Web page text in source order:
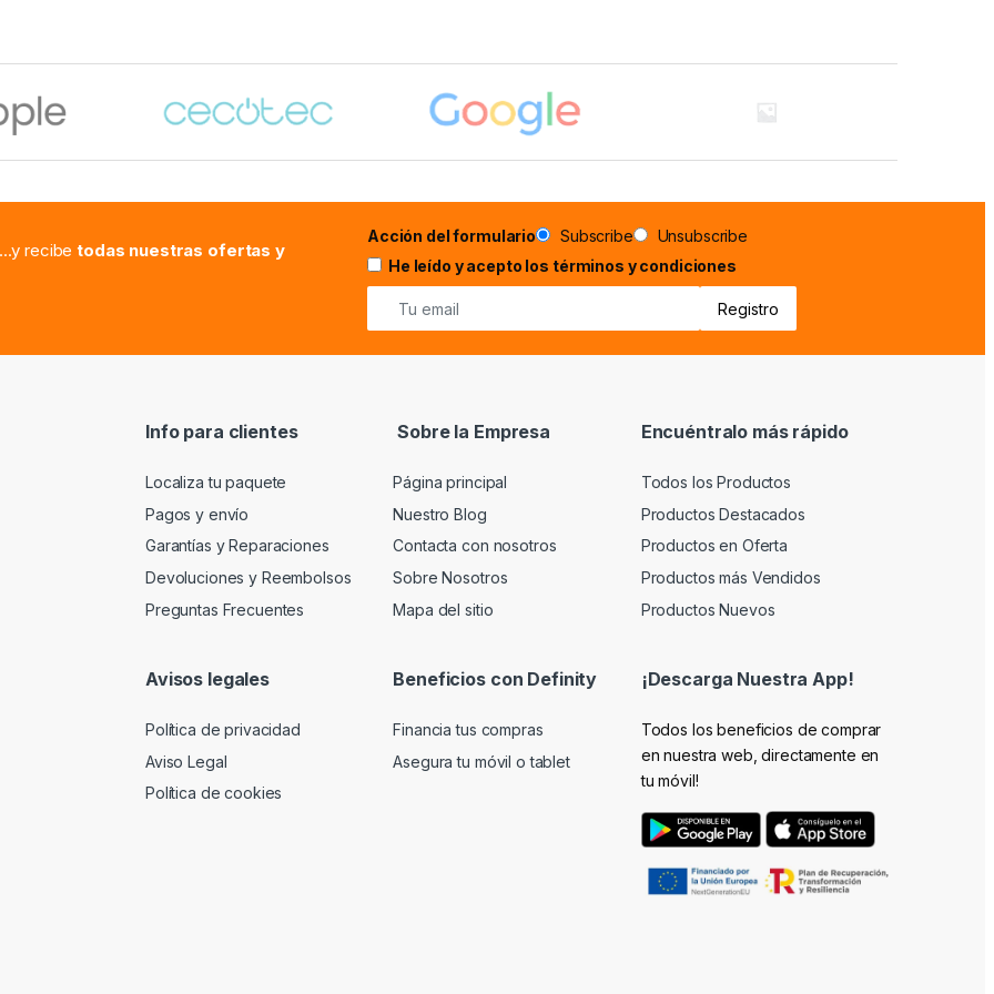
...y recibetodas nuestras ofertas y
Acción del formulario Subscribe
Unsubscribe
He leído y acepto los términos y condiciones
Info para clientes
Localiza tu paquete
Pagos y envío
Garantías y Reparaciones
Devoluciones y Reembolsos
Preguntas Frecuentes
Sobre la Empresa
Página principal
Nuestro Blog
Contacta con nosotros
Sobre Nosotros
Mapa del sitio
Encuéntralo más rápido
Todos los Productos
Productos Destacados
Productos en Oferta
Productos más Vendidos
Productos Nuevos
Avisos legales
Política de privacidad
Aviso Legal
Política de cookies
Beneficios con Definity
Financia tus compras
Asegura tu móvil o tablet
¡Descarga Nuestra App!
Todos los beneficios de comprar
en nuestra web, directamente en
tu móvil!